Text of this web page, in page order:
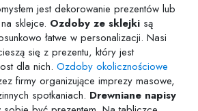
jest dekorowanie prezentów lub
sklejce. Ozdoby ze sklejki są
łatwe w personalizacji. Nasi
się z prezentu, który jest
dla nich. Ozdoby okolicznościowe
firmy organizujące imprezy masowe,
spotkaniach. Drewniane napisy